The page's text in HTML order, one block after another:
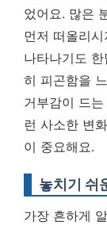
었어요. 많은
먼저 떠올리
나타나기도
히 피곤함을
거부감이 드
런 사소한 변
이 중요해요.
놓치기 쉬
가장 흔하게